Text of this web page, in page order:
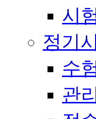
시
정기
수
관